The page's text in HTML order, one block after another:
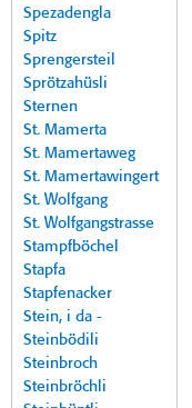
Spezadengla
Spitz
Sprengersteil
Sprötzahüsli
Sternen
St. Mamerta
St. Mamertaweg
St. Mamertawingert
St. Wolfgang
St. Wolfgangstrasse
Stampfböchel
Stapfa
Stapfenacker
Stein, i da -
Steinbödili
Steinbroch
Steinbröchli